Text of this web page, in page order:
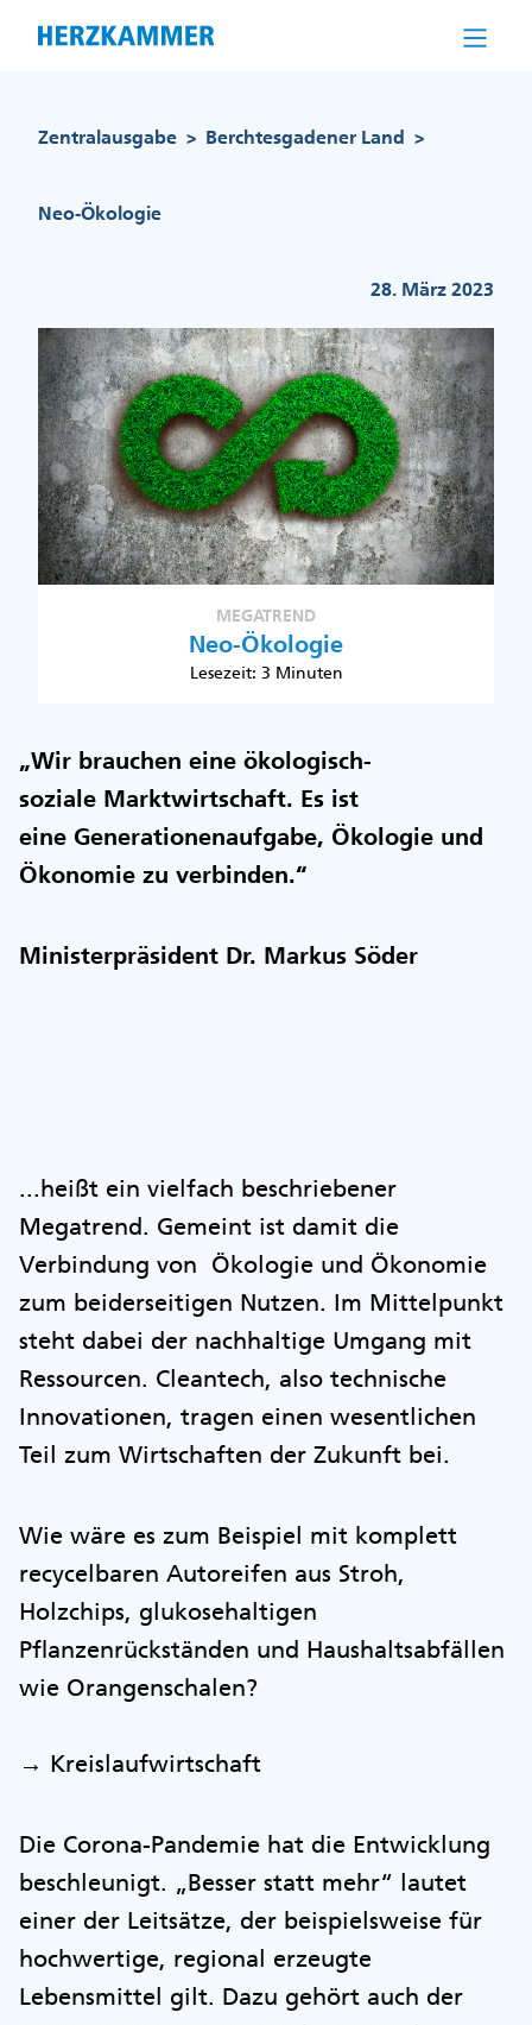
Zentralausgabe > Berchtesgadener Land >
Neo-Ökologie
28. März 2023
MEGATREND
Neo-Ökologie
Lesezeit: 3 Minuten
„Wir brauchen eine ökologisch-
soziale Marktwirtschaft. Es ist
eine Generationenaufgabe, Ökologie und
Ökonomie zu verbinden.“
Ministerpräsident Dr. Markus Söder
...heißt ein vielfach beschriebener
Megatrend. Gemeint ist damit die
Verbindung von Ökologie und Ökonomie
zum beiderseitigen Nutzen. Im Mittelpunkt
steht dabei der nachhaltige Umgang mit
Ressourcen. Cleantech, also technische
Innovationen, tragen einen wesentlichen
Teil zum Wirtschaften der Zukunft bei.
Wie wäre es zum Beispiel mit komplett
recycelbaren Autoreifen aus Stroh,
Holzchips, glukosehaltigen
Pflanzenrückständen und Haushaltsabfällen
wie Orangenschalen?
→ Kreislaufwirtschaft
Die Corona-Pandemie hat die Entwicklung
beschleunigt. „Besser statt mehr“ lautet
einer der Leitsätze, der beispielsweise für
hochwertige, regional erzeugte
Lebensmittel gilt. Dazu gehört auch der